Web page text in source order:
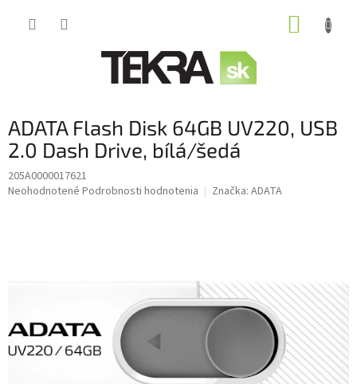
ADATA Flash Disk 64GB UV220, USB
2.0 Dash Drive, bílá/šedá
205A0000017621
Priemerné
Neohodnotené Podrobnosti hodnotenia Značka: ADATA